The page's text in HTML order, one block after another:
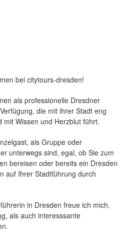
bei citytours-dresden!
als professionelle Dresdner
die mit ihrer Stadt eng
mit Wissen und Herzblut führt.
als Gruppe oder
unterwegs sind, egal, ob Sie zum
bereisen oder bereits ein Dresden
auf Ihrer Stadtführung durch
in Dresden freue ich mich,
, als auch interesssante